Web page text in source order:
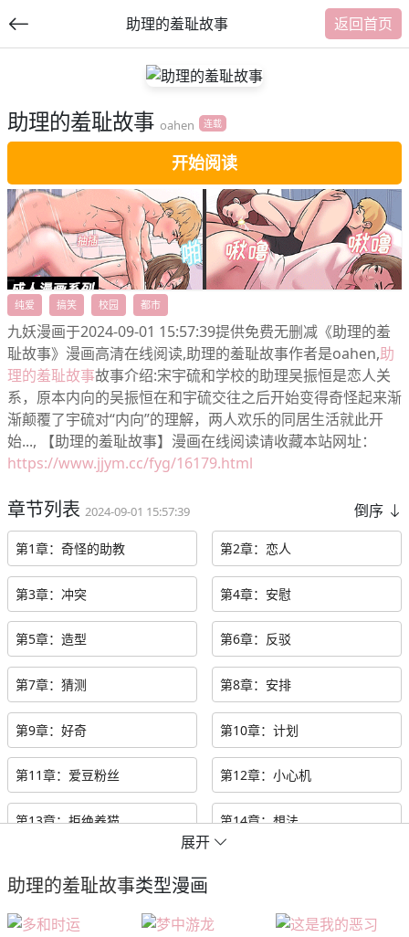
助理的羞耻故事 返回首页
助理的羞耻故事 oahen 连载
开始阅读
纯爱 搞笑 校园 都市
九妖漫画于2024-09-01 15:57:39提供免费无删减《助理的羞
耻故事》漫画高清在线阅读,助理的羞耻故事作者是oahen,助
理的羞耻故事故事介绍:宋宇硫和学校的助理吴振恒是恋人关
系，原本内向的吴振恒在和宇硫交往之后开始变得奇怪起来渐
渐颠覆了宇硫对“内向”的理解，两人欢乐的同居生活就此开
始..., 【助理的羞耻故事】漫画在线阅读请收藏本站网址：
https://www.jjym.cc/fyg/16179.html
章节列表 2024-09-01 15:57:39 倒序
第1章：奇怪的助教 第2章：恋人
第3章：冲突 第4章：安慰
第5章：造型 第6章：反驳
第7章：猜测 第8章：安排
第9章：好奇 第10章：计划
第11章：爱豆粉丝 第12章：小心机
第13章：拒绝养猫 第14章：想法
第17章：美梦 第18章：孤单
展开
助理的羞耻故事类型漫画
交